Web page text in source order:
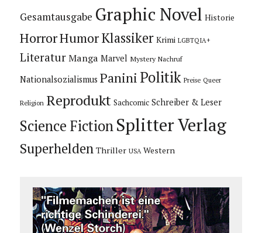
Gesamtausgabe Graphic Novel Historie
HorrorHumorKlassiker Krimi LGBTQIA+
Literatur Manga Marvel Mystery Nachruf
Nationalsozialismus Panini Politik Preise Queer
Religion Reprodukt Sachcomic Schreiber & Leser
Science Fiction Splitter Verlag
Superhelden Thriller USA Western